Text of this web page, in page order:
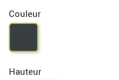
Couleur
Gris
Hauteur